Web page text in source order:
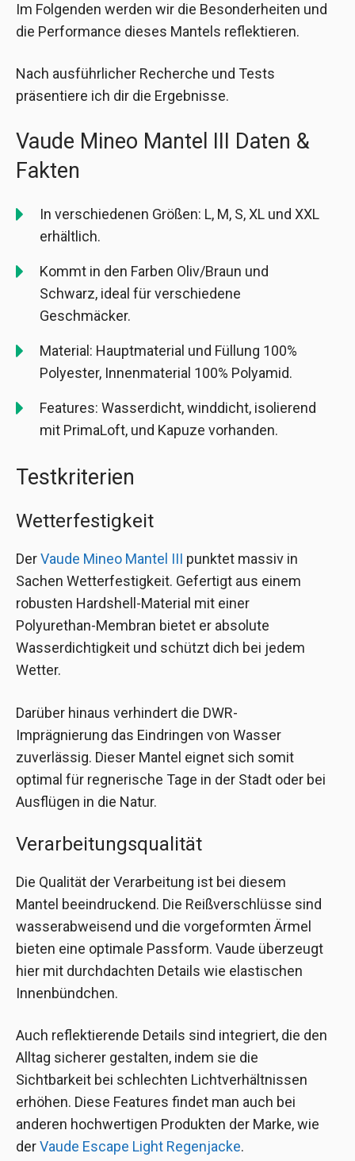
Im Folgenden werden wir die Besonderheiten und
die Performance dieses Mantels reflektieren.
Nach ausführlicher Recherche und Tests
präsentiere ich dir die Ergebnisse.
Vaude Mineo Mantel III Daten &
Fakten
In verschiedenen Größen: L, M, S, XL und XXL
erhältlich.
Kommt in den Farben Oliv/Braun und
Schwarz, ideal für verschiedene
Geschmäcker.
Material: Hauptmaterial und Füllung 100%
Polyester, Innenmaterial 100% Polyamid.
Features: Wasserdicht, winddicht, isolierend
mit PrimaLoft, und Kapuze vorhanden.
Testkriterien
Wetterfestigkeit
DerVaude Mineo Mantel III punktet massiv in
Sachen Wetterfestigkeit. Gefertigt aus einem
robusten Hardshell-Material mit einer
Polyurethan-Membran bietet er absolute
Wasserdichtigkeit und schützt dich bei jedem
Wetter.
Darüber hinaus verhindert die DWR-
Imprägnierung das Eindringen von Wasser
zuverlässig. Dieser Mantel eignet sich somit
optimal für regnerische Tage in der Stadt oder bei
Ausflügen in die Natur.
Verarbeitungsqualität
Die Qualität der Verarbeitung ist bei diesem
Mantel beeindruckend. Die Reißverschlüsse sind
wasserabweisend und die vorgeformten Ärmel
bieten eine optimale Passform. Vaude überzeugt
hier mit durchdachten Details wie elastischen
Innenbündchen.
Auch reflektierende Details sind integriert, die den
Alltag sicherer gestalten, indem sie die
Sichtbarkeit bei schlechten Lichtverhältnissen
erhöhen. Diese Features findet man auch bei
anderen hochwertigen Produkten der Marke, wie
derVaude Escape Light Regenjacke.